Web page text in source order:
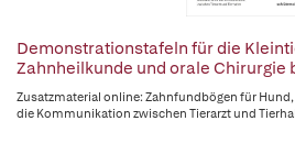
Demonstrationstafeln für die
Zahnheilkunde und orale Chirurgie
Zusatzmaterial online: Zahnfundbögen für
die Kommunikation zwischen Tierarzt und